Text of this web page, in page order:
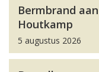
Bermbrand
Houtkamp
5 augustus 2026